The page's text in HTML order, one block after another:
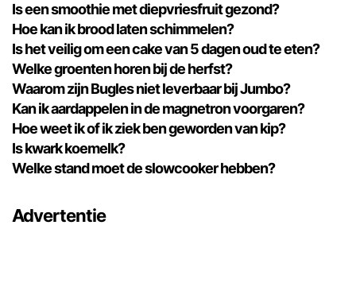
Is een smoothie met diepvriesfruit gezond?
Hoe kan ik brood laten schimmelen?
Is het veilig om een ​​cake van 5 dagen oud te eten?
Welke groenten horen bij de herfst?
Waarom zijn Bugles niet leverbaar bij Jumbo?
Kan ik aardappelen in de magnetron voorgaren?
Hoe weet ik of ik ziek ben geworden van kip?
Is kwark koemelk?
Welke stand moet de slowcooker hebben?
Advertentie